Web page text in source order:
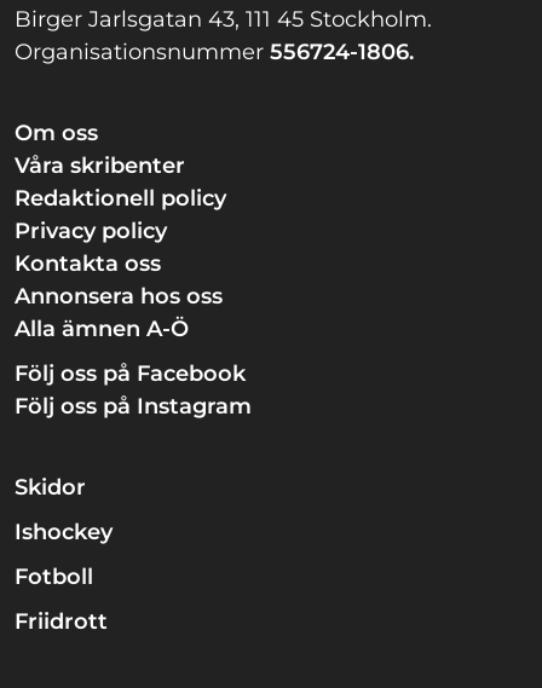
Birger Jarlsgatan 43, 111 45 Stockholm.
Organisationsnummer 556724-1806.
Om oss
Våra skribenter
Redaktionell policy
Privacy policy
Kontakta oss
Annonsera hos oss
Alla ämnen A-Ö
Följ oss på Facebook
Följ oss på Instagram
Skidor
Ishockey
Fotboll
Friidrott